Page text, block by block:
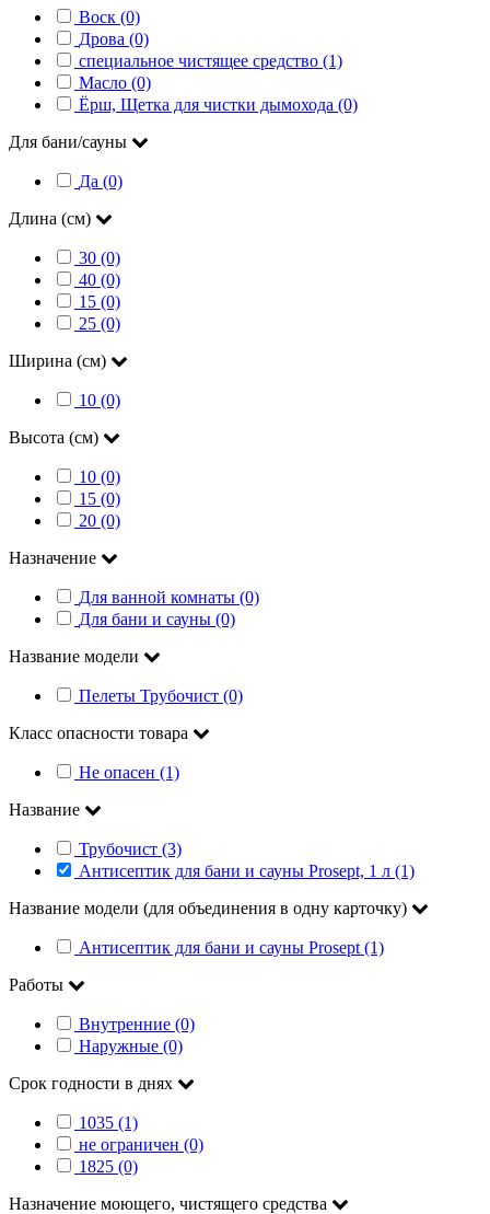
Воск (0)
Дрова (0)
специальное чистящее средство (1)
Масло (0)
Ёрш, Щетка для чистки дымохода (0)
Для бани/сауны
Да (0)
Длина (см)
30 (0)
40 (0)
15 (0)
25 (0)
Ширина (см)
10 (0)
Высота (см)
10 (0)
15 (0)
20 (0)
Назначение
Для ванной комнаты (0)
Для бани и сауны (0)
Название модели
Пелеты Трубочист (0)
Класс опасности товара
Не опасен (1)
Название
Трубочист (3)
Антисептик для бани и сауны Prosept, 1 л (1)
Название модели (для объединения в одну карточку)
Антисептик для бани и сауны Prosept (1)
Работы
Внутренние (0)
Наружные (0)
Срок годности в днях
1035 (1)
не ограничен (0)
1825 (0)
Назначение моющего, чистящего средства